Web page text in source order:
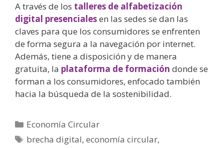
A través de los talleres de alfabetización
digital presencialesen las sedes se dan las
claves para que los consumidores se enfrenten
de forma segura a la navegación por internet.
Además, tiene a disposición y de manera
gratuita, la plataforma de formación donde se
forman a los consumidores, enfocado también
hacia la búsqueda de la sostenibilidad.
Economía Circular
brecha digital,economía circular,